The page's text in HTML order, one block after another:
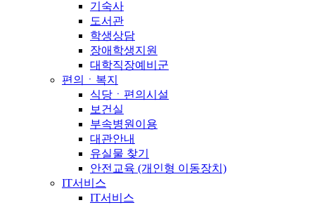
기숙사
도서관
학생상담
장애학생지원
대학직장예비군
편의ㆍ복지
식당ㆍ편의시설
보건실
부속병원이용
대관안내
유실물 찾기
안전교육 (개인형 이동장치)
IT서비스
IT서비스